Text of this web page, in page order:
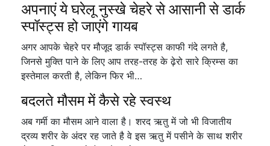
अपनाएं ये घरेलू नुस्खे चेहरे से आसानी से डार्क
स्पॉस्ट्स हो जाएंगे गायब
अगर आपके चेहरे पर मौजूद डार्क स्पॉस्ट्स काफी गंदे लगते है,
जिनसे मुक्ति पाने के लिए आप तरह-तरह के ढ़ेरो सारे क्रिम्स का
इस्तेमाल करती है, लेकिन फिर भी…
बदलते मौसम में कैसे रहे स्वस्थ
अब गर्मी का मौसम आने वाला है। शरद ऋतु में जो भी विजातीय
द्रव्य शरीर के अंदर रह जाते है वे इस ऋतु में पसीने के साथ शरीर